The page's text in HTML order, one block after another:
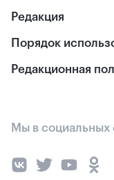
Редакция
Порядок
Редакционная
Мы в социальных